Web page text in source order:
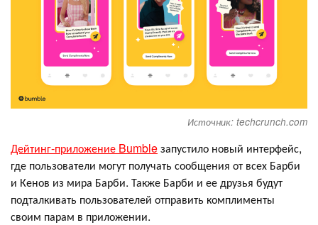
Источник: techcrunch.com
Дейтинг-приложение Bumbleзапустило новый интерфейс,
где пользователи могут получать сообщения от всех Барби
и Кенов из мира Барби. Также Барби и ее друзья будут
подталкивать пользователей отправить комплименты
своим парам в приложении.